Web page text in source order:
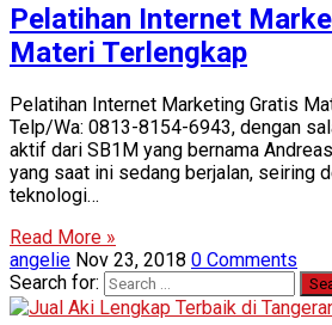
Pelatihan Internet
Materi Terlengkap
Pelatihan Internet Marketing Gratis
Telp/Wa: 0813-8154-6943, dengan
aktif dari SB1M yang bernama
yang saat ini sedang berjalan, seiring
teknologi…
Read More »
angelie Nov 23, 2018 0 Comments
Search for: